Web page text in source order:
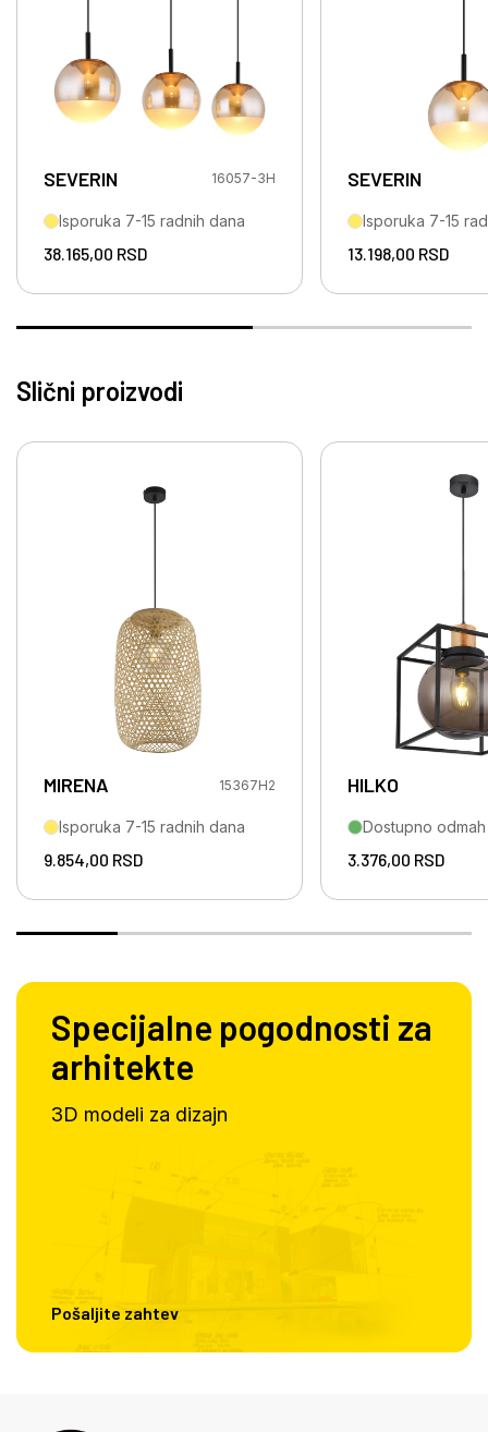
SEVERIN 16057-3H
Isporuka 7-15 radnih dana
38.165,00 RSD
SEVERIN
Isporuka 7-15
13.198,00 RSD
Slični proizvodi
MIRENA 15367H2
Isporuka 7-15 radnih dana
9.854,00 RSD
HILKO
Dostupno odmah
3.376,00 RSD
Specijalne pogodnosti za
arhitekte
3D modeli za dizajn
Pošaljite zahtev